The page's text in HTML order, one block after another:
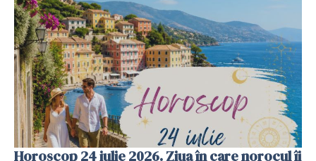
Horoscop 24 iulie 2026. Ziua în care norocul îi